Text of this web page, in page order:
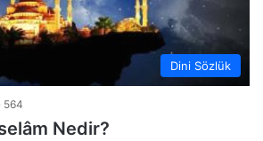
Dini Sözlük
564
Nedir?